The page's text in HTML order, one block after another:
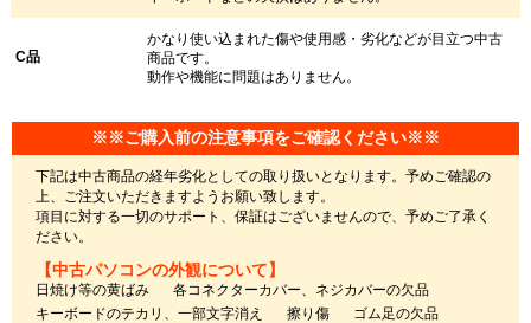
C品
かなり使い込まれた傷や使用感・劣化などが目立つ中古
商品です。
動作や機能に問題はありません。
※※ご購入前の注意事項をご確認ください※※
下記は中古商品の経年劣化としての取り扱いとなります。予めご確認の
上、ご注文いただきますようお願い致します。
項目に対する一切のサポート、保証はございませんので、予めご了承く
ださい。
【中古パソコンの外観について】
日焼け等の黄ばみ
各コネクターカバー、ネジカバーの欠品
キーボードのテカリ、一部文字消え
擦り傷
ゴム足の欠品